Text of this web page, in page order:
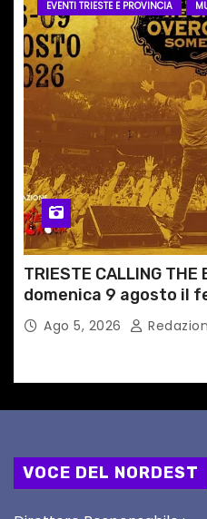
EVENTI TRIESTE E PROVINCIA
TRIESTE CALLING
domenica 9 agosto il
dedicato a Springsteen
Ago 5, 2026
VOCE DEL NORDEST